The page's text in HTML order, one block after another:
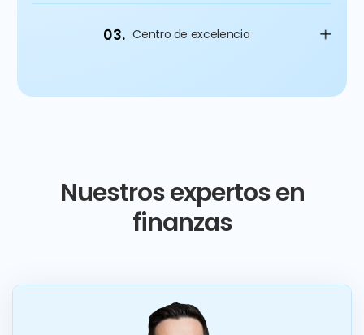
03. Centro de excelencia
Nuestros expertos en
finanzas